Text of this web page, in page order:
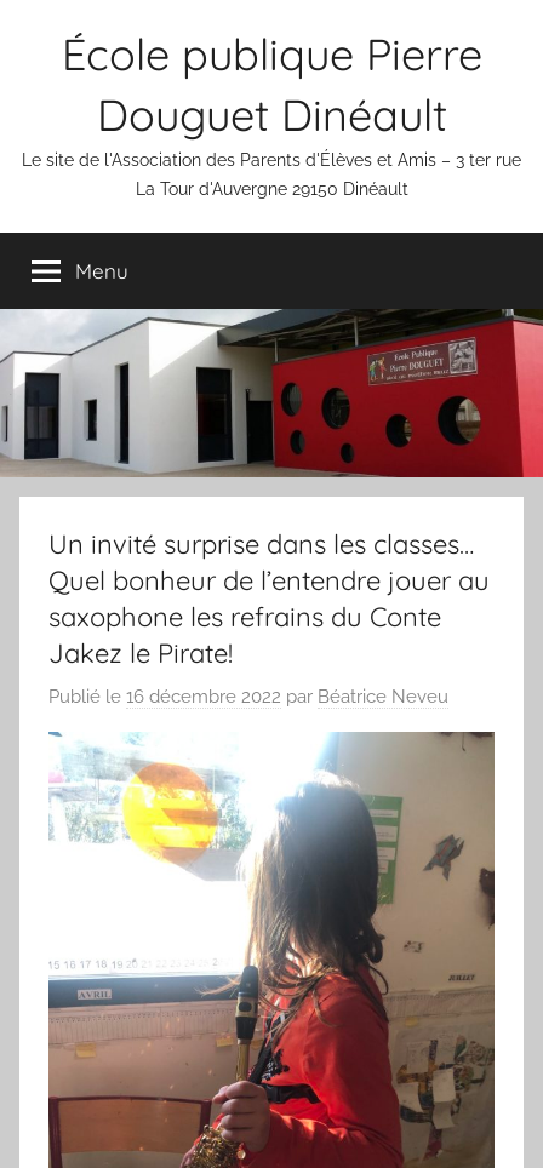
École publique Pierre
Douguet Dinéault
Le site de l'Association des Parents d'Élèves et Amis – 3 ter rue
La Tour d'Auvergne 29150 Dinéault
Menu
Un invité surprise dans les classes…
Quel bonheur de l’entendre jouer au
saxophone les refrains du Conte
Jakez le Pirate!
Publié le 16 décembre 2022 par Béatrice Neveu